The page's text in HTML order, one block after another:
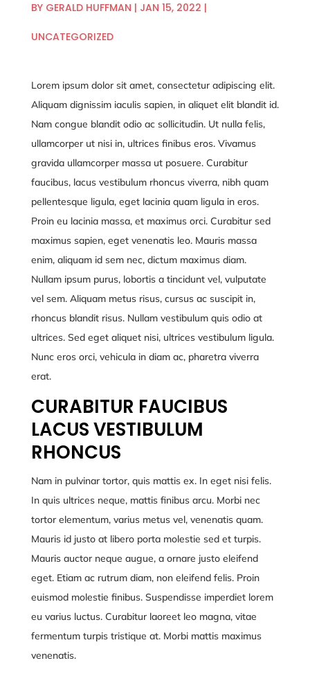
BY GERALD HUFFMAN | JAN 15, 2022 |
UNCATEGORIZED
Lorem ipsum dolor sit amet, consectetur adipiscing elit.
Aliquam dignissim iaculis sapien, in aliquet elit blandit id.
Nam congue blandit odio ac sollicitudin. Ut nulla felis,
ullamcorper ut nisi in, ultrices finibus eros. Vivamus
gravida ullamcorper massa ut posuere. Curabitur
faucibus, lacus vestibulum rhoncus viverra, nibh quam
pellentesque ligula, eget lacinia quam ligula in eros.
Proin eu lacinia massa, et maximus orci. Curabitur sed
maximus sapien, eget venenatis leo. Mauris massa
enim, aliquam id sem nec, dictum maximus diam.
Nullam ipsum purus, lobortis a tincidunt vel, vulputate
vel sem. Aliquam metus risus, cursus ac suscipit in,
rhoncus blandit risus. Nullam vestibulum quis odio at
ultrices. Sed eget aliquet nisi, ultrices vestibulum ligula.
Nunc eros orci, vehicula in diam ac, pharetra viverra
erat.
CURABITUR FAUCIBUS
LACUS VESTIBULUM
RHONCUS
Nam in pulvinar tortor, quis mattis ex. In eget nisi felis.
In quis ultrices neque, mattis finibus arcu. Morbi nec
tortor elementum, varius metus vel, venenatis quam.
Mauris id justo at libero porta molestie sed et turpis.
Mauris auctor neque augue, a ornare justo eleifend
eget. Etiam ac rutrum diam, non eleifend felis. Proin
euismod molestie finibus. Suspendisse imperdiet lorem
eu varius luctus. Curabitur laoreet leo magna, vitae
fermentum turpis tristique at. Morbi mattis maximus
venenatis.